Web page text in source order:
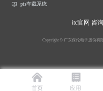
pis车载系统
itc官网 咨
Copyright © 广东保伦电子股份有
首页 应用